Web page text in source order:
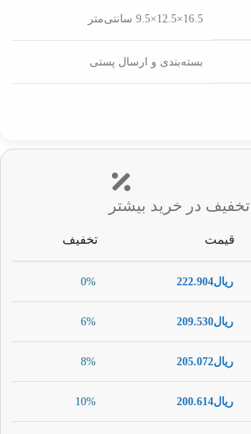
16.5×12.5×9.5 سانتی‌متر
بسته‌بندی و ارسال پستی
تخفیف در خرید بیشتر
قیمت تخفیف
ریال222.904
0%
ریال209.530
6%
ریال205.072
8%
ریال200.614
10%